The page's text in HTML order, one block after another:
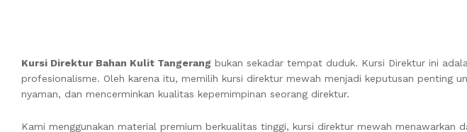
Kursi Direktur Bahan Kulit Tangerang bukan sekadar tempat duduk. Kursi Direktur ini
profesionalisme. Oleh karena itu, memilih kursi direktur mewah menjadi keputusan penting
nyaman, dan mencerminkan kualitas kepemimpinan seorang direktur.
Kami menggunakan material premium berkualitas tinggi, kursi direktur mewah menawarkan